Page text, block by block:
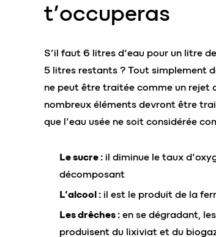
t’occuperas
S’il faut 6 litres d’eau pour un litre
5 litres restants ? Tout simplement
ne peut être traitée comme un rejet
nombreux éléments devront être
que l’eau usée ne soit considérée
Le sucre : il diminue le taux
décomposant
L’alcool : il est le produit de la
Les drêches : en se dégradant,
produisent du lixiviat et du